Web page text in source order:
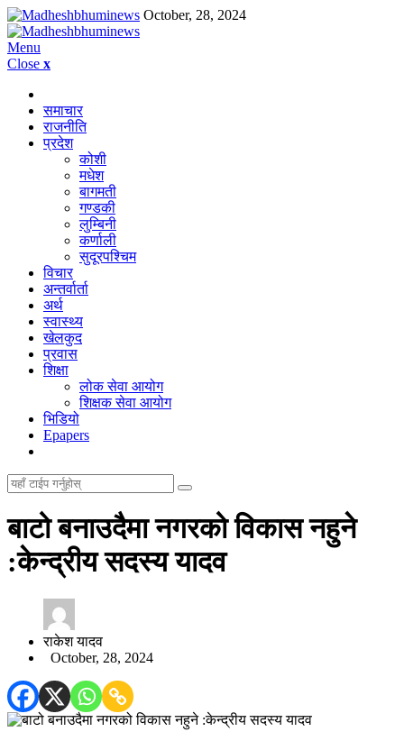
October, 28, 2024
Menu
Close x
समाचार
राजनीति
प्रदेश
कोशी
मधेश
बागमती
गण्डकी
लुम्बिनी
कर्णाली
सुदूरपश्चिम
विचार
अन्तर्वार्ता
अर्थ
स्वास्थ्य
खेलकुद
प्रवास
शिक्षा
लोक सेवा आयोग
शिक्षक सेवा आयोग
भिडियो
Epapers
बाटो बनाउदैमा नगरको विकास नहुने
:केन्द्रीय सदस्य यादव
राकेश यादव
October, 28, 2024